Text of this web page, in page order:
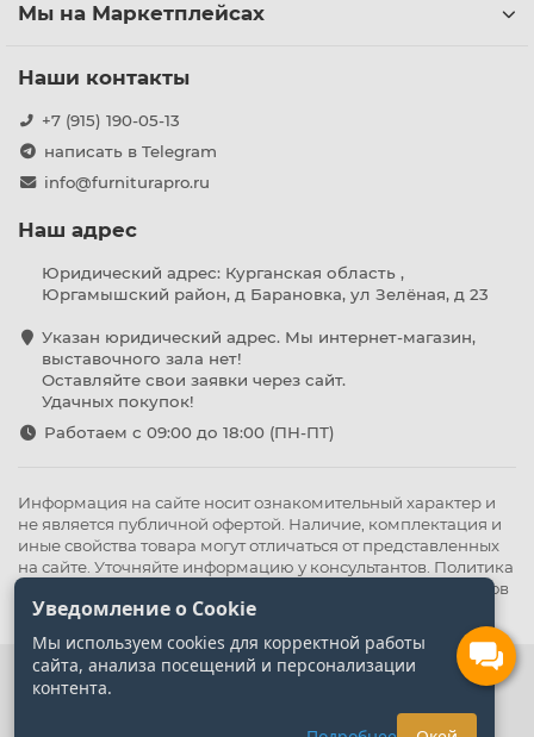
Мы на Маркетплейсах
Наши контакты
+7 (915) 190-05-13
написать в Telegram
info@furniturapro.ru
Наш адрес
Юридический адрес: Курганская область ,
Юргамышский район, д Барановка, ул Зелёная, д 23
Указан юридический адрес. Мы интернет-магазин,
выставочного зала нет!
Оставляйте свои заявки через сайт.
Удачных покупок!
Работаем с 09:00 до 18:00 (ПН-ПТ)
Информация на сайте носит ознакомительный характер и
не является публичной офертой. Наличие, комплектация и
иные свойства товара могут отличаться от представленных
на сайте. Уточняйте информацию у консультантов. Политика
Политика обработки файлов
cookie
Уведомление о Cookie
Мы используем cookies для корректной работы
сайта, анализа посещений и персонализации
контента.